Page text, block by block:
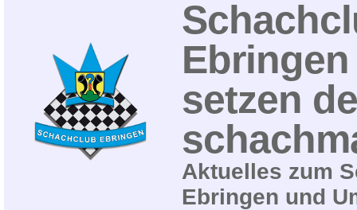
setzen
Aktuelles zum
Ebringen und